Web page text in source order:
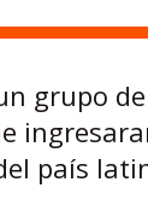
grupo de
país